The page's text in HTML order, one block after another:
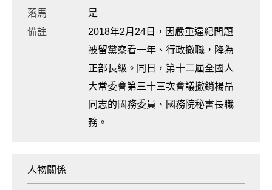
落馬
是
備註
2018年2月24日，因嚴重違紀問題
被留黨察看一年、行政撤職，降為
正部長級。同日，第十二屆全國人
大常委會第三十三次會議撤銷楊晶
同志的國務委員、國務院秘書長職
務。
人物關係